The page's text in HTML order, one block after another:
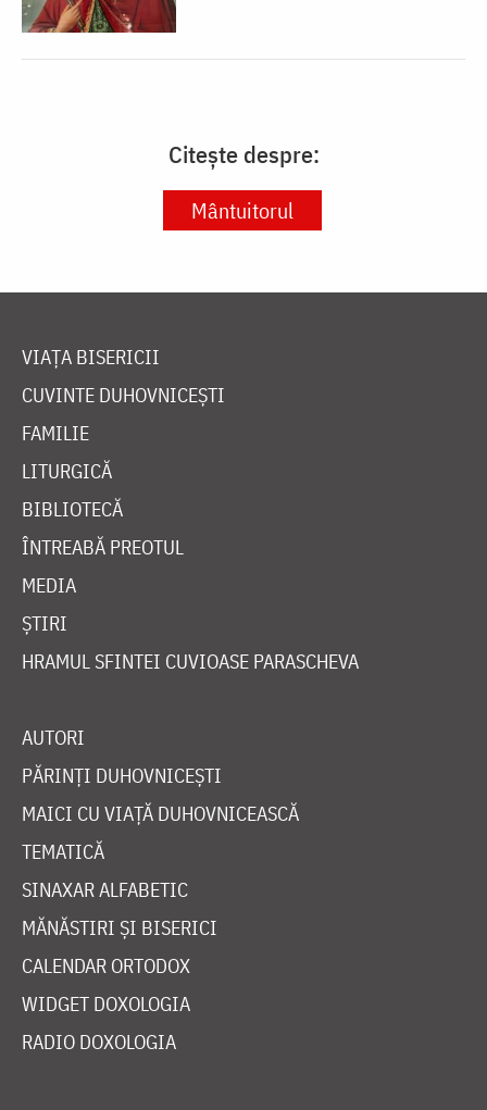
Citește despre:
Mântuitorul
VIAȚA BISERICII
CUVINTE DUHOVNICEȘTI
FAMILIE
LITURGICĂ
BIBLIOTECĂ
ÎNTREABĂ PREOTUL
MEDIA
ȘTIRI
HRAMUL SFINTEI CUVIOASE PARASCHEVA
AUTORI
PĂRINȚI DUHOVNICEȘTI
MAICI CU VIAȚĂ DUHOVNICEASCĂ
TEMATICĂ
SINAXAR ALFABETIC
MĂNĂSTIRI ȘI BISERICI
CALENDAR ORTODOX
WIDGET DOXOLOGIA
RADIO DOXOLOGIA